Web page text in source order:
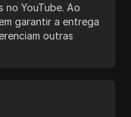
no YouTube. Ao
garantir a entrega
outras